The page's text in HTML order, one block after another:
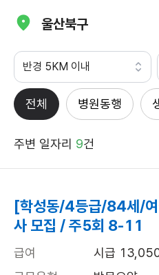
울산북구
반경 5KM 이내
전체 병원동행
주변 일자리 9건
[학성동/4등급/84세/여
사 모집 / 주5회 8-11
급여
시급